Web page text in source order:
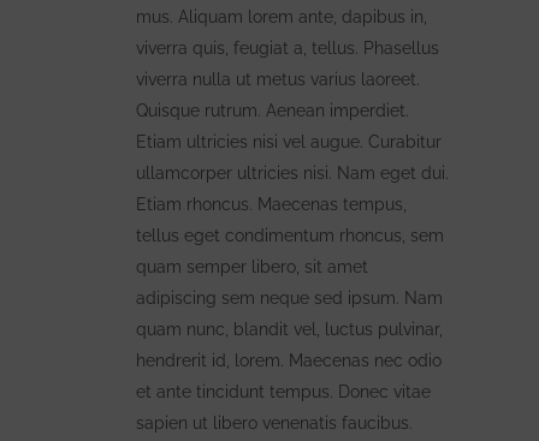
mus. Aliquam lorem ante, dapibus in,
viverra quis, feugiat a, tellus. Phasellus
viverra nulla ut metus varius laoreet.
Quisque rutrum. Aenean imperdiet.
Etiam ultricies nisi vel augue. Curabitur
ullamcorper ultricies nisi. Nam eget dui.
Etiam rhoncus. Maecenas tempus,
tellus eget condimentum rhoncus, sem
quam semper libero, sit amet
adipiscing sem neque sed ipsum. Nam
quam nunc, blandit vel, luctus pulvinar,
hendrerit id, lorem. Maecenas nec odio
et ante tincidunt tempus. Donec vitae
sapien ut libero venenatis faucibus.